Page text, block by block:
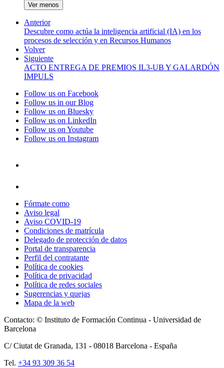
Ver menos
Anterior
Descubre como actúa la inteligencia artificial (IA) en los
procesos de selección y en Recursos Humanos
Volver
Siguiente
ACTO ENTREGA DE PREMIOS IL3-UB Y GALARDÓN
IMPULS
Follow us on Facebook
Follow us in our Blog
Follow us on Bluesky
Follow us on LinkedIn
Follow us on Youtube
Follow us on Instagram
Fórmate como
Aviso legal
Aviso COVID-19
Condiciones de matrícula
Delegado de protección de datos
Portal de transparencia
Perfil del contratante
Política de cookies
Política de privacidad
Política de redes sociales
Sugerencias y quejas
Mapa de la web
Contacto: © Instituto de Formación Continua - Universidad de
Barcelona
C/ Ciutat de Granada, 131 - 08018 Barcelona - España
Tel. +34 93 309 36 54